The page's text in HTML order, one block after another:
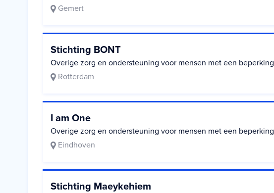
Gemert
Stichting BONT
Overige zorg en ondersteuning voor mensen met een beperking
Rotterdam
I am One
Overige zorg en ondersteuning voor mensen met een beperking
Eindhoven
Stichting Maeykehiem